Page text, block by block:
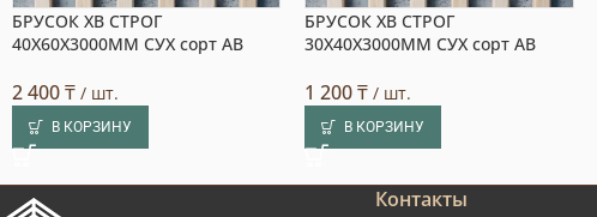
БРУСОК ХВ СТРОГ
40X60X3000ММ СУХ сорт АВ
2 400₸ / шт.
В КОРЗИНУ
БРУСОК ХВ СТРОГ
30X40X3000ММ СУХ сорт АВ
1 200₸ / шт.
В КОРЗИНУ
Контакты